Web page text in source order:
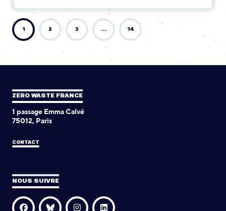
1 2 3 … 14
ZERO WASTE FRANCE
1 passage Emma Calvé
75012, Paris
CONTACT
NOUS SUIVRE